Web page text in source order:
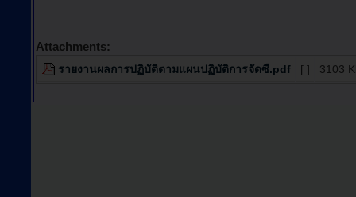
Attachments:
รายงานผลการปฏิบัติตามแผนปฏิบัติการจัดซื.pdf [ ] 3103